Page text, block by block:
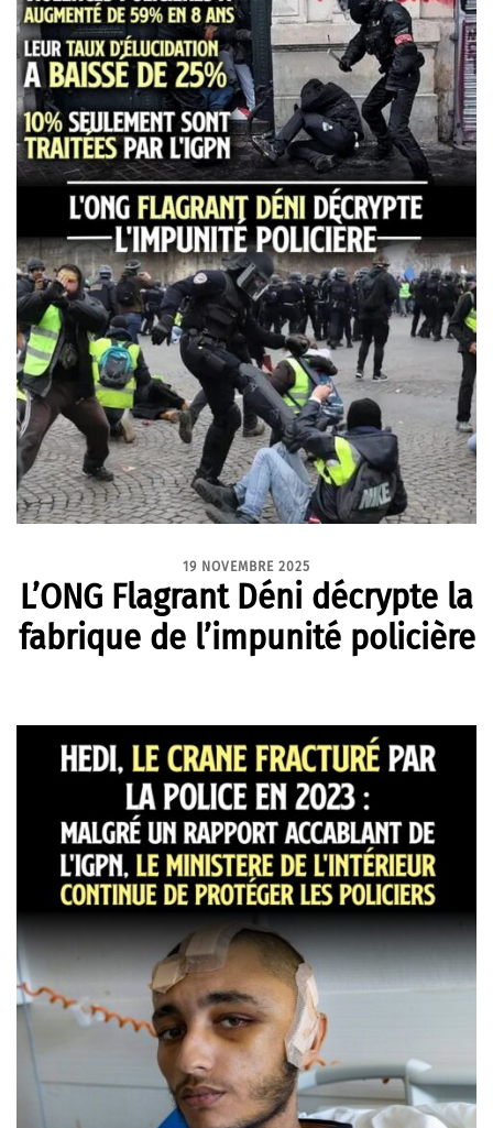
19 NOVEMBRE 2025
L’ONG Flagrant Déni décrypte la
fabrique de l’impunité policière